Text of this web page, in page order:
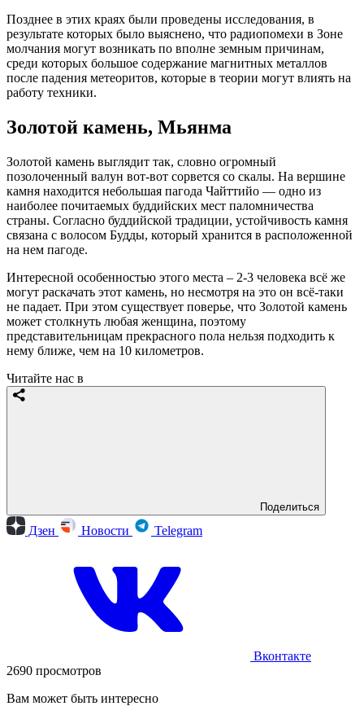
Позднее в этих краях были проведены исследования, в
результате которых было выяснено, что радиопомехи в Зоне
молчания могут возникать по вполне земным причинам,
среди которых большое содержание магнитных металлов
после падения метеоритов, которые в теории могут влиять на
работу техники.
Золотой камень, Мьянма
Золотой камень выглядит так, словно огромный
позолоченный валун вот-вот сорвется со скалы. На вершине
камня находится небольшая пагода Чайттийо — одно из
наиболее почитаемых буддийских мест паломничества
страны. Согласно буддийской традиции, устойчивость камня
связана с волосом Будды, который хранится в расположенной
на нем пагоде.
Интересной особенностью этого места – 2-3 человека всё же
могут раскачать этот камень, но несмотря на это он всё-таки
не падает. При этом существует поверье, что Золотой камень
может столкнуть любая женщина, поэтому
представительницам прекрасного пола нельзя подходить к
нему ближе, чем на 10 километров.
Читайте нас в
Поделиться
Дзен Новости Telegram
Вконтакте
2690 просмотров
Вам может быть интересно